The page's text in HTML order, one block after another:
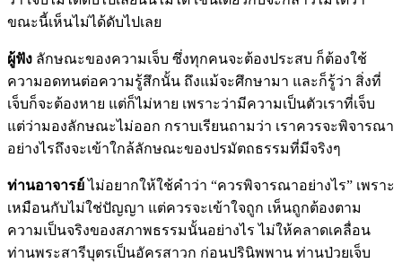
ขณะนี้เห็นไม่ได้ดับไปเลย
ผู้ฟัง ลักษณะของความเจ็บ ซึ่งทุกคนจะต้องประสบ ก็ต้องใช้
ความอดทนต่อความรู้สึกนั้น ถึงแม้จะศึกษามา และก็รู้ว่า สิ่งที่
เจ็บก็จะต้องหาย แต่ก็ไม่หาย เพราะว่ามีความเป็นตัวเราที่เจ็บ
แต่ว่ามองลักษณะไม่ออก กราบเรียนถามว่า เราควรจะพิจารณา
อย่างไรถึงจะเข้าใกล้ลักษณะของปรมัตถธรรมที่มีจริงๆ
ท่านอาจารย์ไม่อยากให้ใช้คำว่า “ควรพิจารณาอย่างไร” เพราะ
เหมือนกับไม่ใช่ปัญญา แต่ควรจะเข้าใจถูก เห็นถูกต้องตาม
ความเป็นจริงของสภาพธรรมนั้นอย่างไร ไม่ให้คลาดเคลื่อน
ท่านพระสารีบุตรเป็นอัครสาวก ก่อนปรินิพพาน ท่านป่วยเจ็บ